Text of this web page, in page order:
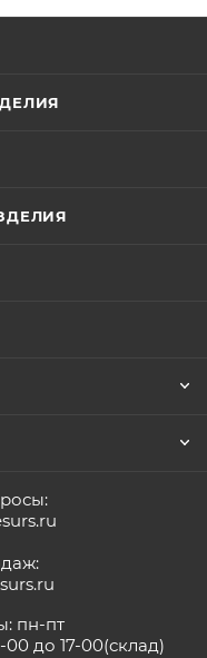
пн-пт
до 17-00(склад)